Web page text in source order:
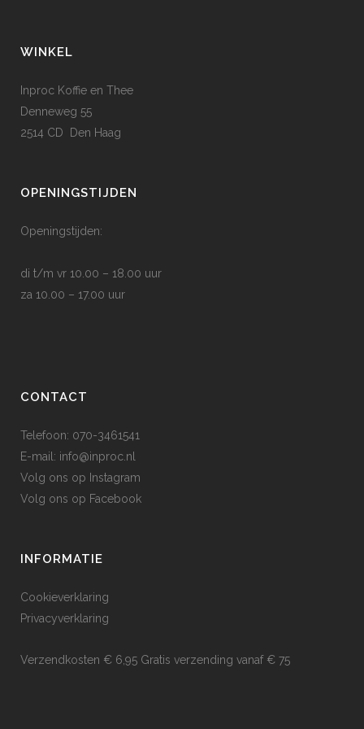
gekozen
de
productpagina
WINKEL
Inproc Koffie en Thee
Denneweg 55
2514 CD Den Haag
OPENINGSTIJDEN
Openingstijden:
di t/m vr 10.00 – 18.00 uur
za 10.00 – 17.00 uur
CONTACT
Telefoon: 070-3461541
E-mail: info@inproc.nl
Volg ons op Instagram
Volg ons op Facebook
INFORMATIE
Cookieverklaring
Privacyverklaring
Verzendkosten € 6,95 Gratis verzending vanaf € 75